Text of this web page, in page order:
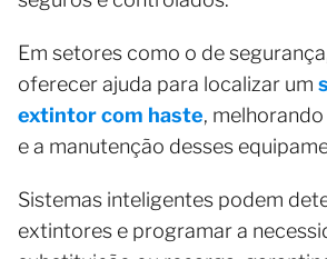
Em setores como o de
oferecer ajuda para localizar um
extintor com haste,
e a manutenção desses
Sistemas inteligentes podem
extintores e programar a